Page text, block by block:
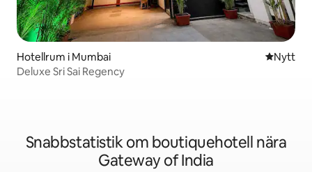
Hotellrum i Mumbai NyttNytt
Deluxe Sri Sai Regency
Snabbstatistik om boutiquehotell nära
Gateway of India